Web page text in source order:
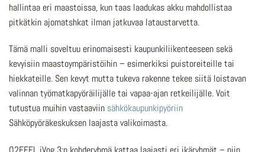
hallintaa eri maastoissa, kun taas laadukas akku mahdollistaa
pitkätkin ajomatshkat ilman jatkuvaa lataustarvetta.
Tämä malli soveltuu erinomaisesti kaupunkiliikenteeseen sekä
kevyisiin maastoympäristöihin – esimerkiksi puistoreiteille tai
hiekkateille. Sen kevyt mutta tukeva rakenne tekee siitä loistavan
valinnan työmatkapyöräilijälle tai vapaa-ajan retkeilijälle. Voit
tutustua muihin vastaaviin sähkökaupunkipyöriin
Sähköpyöräkeskuksen laajasta valikoimasta.